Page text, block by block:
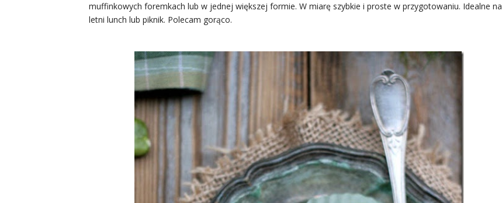
muffinkowych foremkach lub w jednej większej formie. W miarę szybkie i proste w przygotowaniu. Idealne na
letni lunch lub piknik. Polecam gorąco.